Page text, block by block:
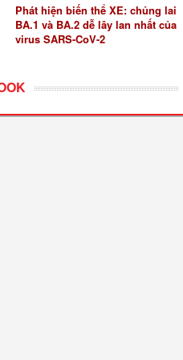
Phát hiện biến thể XE: chủng lai
BA.1 và BA.2 dễ lây lan nhất của
virus SARS-CoV-2